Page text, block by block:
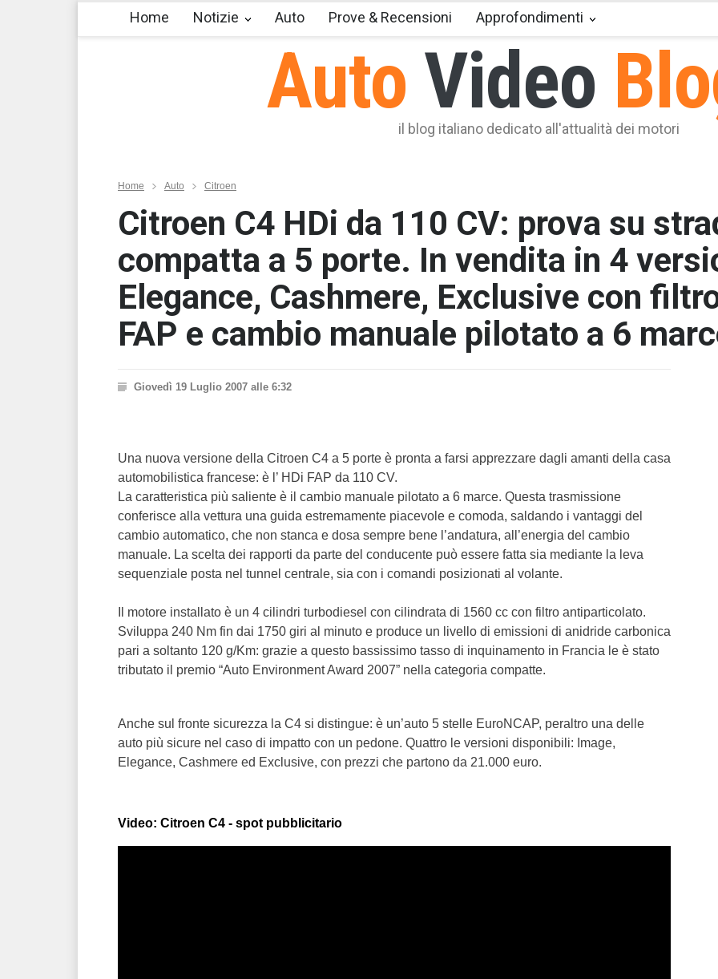
Auto Video
il blog italiano dedicato all'attualità dei motori
Home Notizie Auto Prove & Recensioni Approfondimenti
Home Auto Citroen
Citroen C4 HDi da 110 CV: prova su
compatta a 5 porte. In vendita in 4
Elegance, Cashmere, Exclusive con
FAP e cambio manuale pilotato a 6
Giovedì 19 Luglio 2007 alle 6:32
Una nuova versione della Citroen C4 a 5 porte è pronta a farsi apprezzare dagli amanti della casa
automobilistica francese: è l’ HDi FAP da 110 CV.
La caratteristica più saliente è il cambio manuale pilotato a 6 marce. Questa trasmissione
conferisce alla vettura una guida estremamente piacevole e comoda, saldando i vantaggi del
cambio automatico, che non stanca e dosa sempre bene l’andatura, all’energia del cambio
manuale. La scelta dei rapporti da parte del conducente può essere fatta sia mediante la leva
sequenziale posta nel tunnel centrale, sia con i comandi posizionati al volante.
Il motore installato è un 4 cilindri turbodiesel con cilindrata di 1560 cc con filtro antiparticolato.
Sviluppa 240 Nm fin dai 1750 giri al minuto e produce un livello di emissioni di anidride carbonica
pari a soltanto 120 g/Km: grazie a questo bassissimo tasso di inquinamento in Francia le è stato
tributato il premio “Auto Environment Award 2007” nella categoria compatte.
Anche sul fronte sicurezza la C4 si distingue: è un’auto 5 stelle EuroNCAP, peraltro una delle
auto più sicure nel caso di impatto con un pedone. Quattro le versioni disponibili: Image,
Elegance, Cashmere ed Exclusive, con prezzi che partono da 21.000 euro.
Video: Citroen C4 - spot pubblicitario